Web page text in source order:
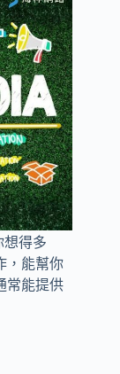
想得多
，能幫你
常能提供